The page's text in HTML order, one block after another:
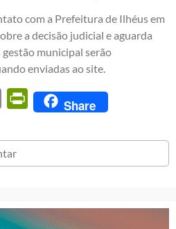
com a Prefeitura de Ilhéus em
a decisão judicial e aguarda
municipal serão
enviadas ao site.
Email PrintFriendly
Share